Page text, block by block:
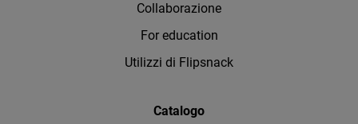
Collaborazione
For education
Utilizzi di Flipsnack
Catalogo